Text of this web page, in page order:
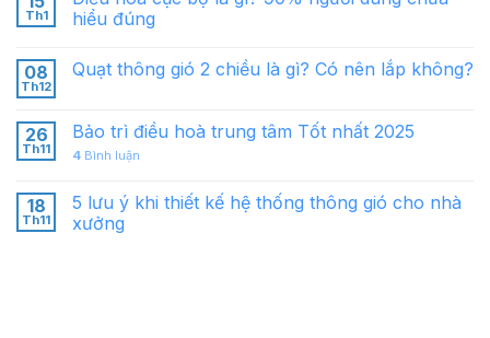
Th1
hiểu đúng
08
Th12
Quạt thông gió 2 chiều là gì? Có nên lắp không?
26
Th11
Bảo trì điều hoà trung tâm Tốt nhất 2025
4 Bình luận
18
Th11
5 lưu ý khi thiết kế hệ thống thông gió cho nhà
xưởng